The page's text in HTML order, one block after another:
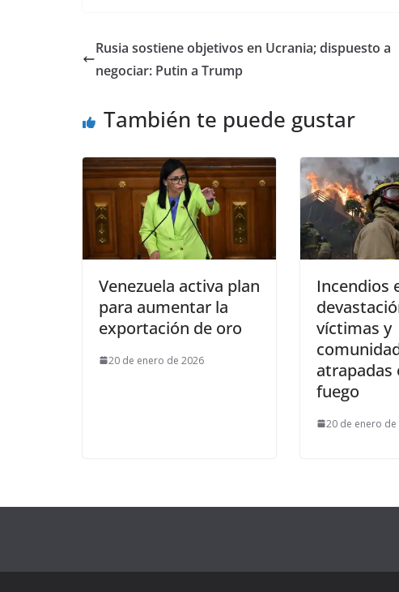
Rusia sostiene objetivos en Ucrania; dispuesto a
negociar: Putin a Trump
También te puede gustar
Venezuela activa plan
para aumentar la
exportación de oro
20 de enero de 2026
Incendios
víctimas y
atrapadas
fuego
20 de enero de